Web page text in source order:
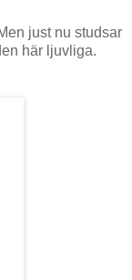
just nu studsar
här ljuvliga.